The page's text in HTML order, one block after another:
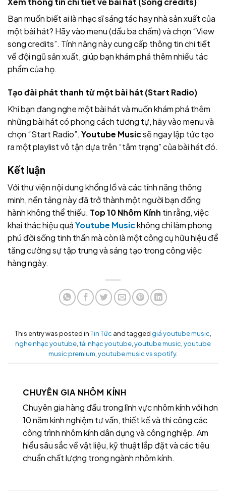
Bạn muốn biết ai là nhạc sĩ sáng tác hay nhà sản xuất của
một bài hát? Hãy vào menu (dấu ba chấm) và chọn “View
song credits”. Tính năng này cung cấp thông tin chi tiết
về đội ngũ sản xuất, giúp bạn khám phá thêm nhiều tác
phẩm của họ.
Tạo đài phát thanh từ một bài hát (Start Radio)
Khi bạn đang nghe một bài hát và muốn khám phá thêm
những bài hát có phong cách tương tự, hãy vào menu và
chọn “Start Radio”. Youtube Musicsẽ ngay lập tức tạo
ra một playlist vô tận dựa trên “tâm trạng” của bài hát đó.
Kết luận
Với thư viện nội dung khổng lồ và các tính năng thông
minh, nền tảng này đã trở thành một người bạn đồng
hành không thể thiếu. Top 10 Nhôm Kính tin rằng, việc
khai thác hiệu quảYoutube Musickhông chỉ làm phong
phú đời sống tinh thần mà còn là một công cụ hữu hiệu để
tăng cường sự tập trung và sáng tạo trong công việc
hàng ngày.
This entry was posted inTin Tức and tagged giá youtube music
nghe nhạc youtube tải nhạc youtube youtube music youtube
music premium youtube music vs spotify.
CHUYÊN GIA NHÔM KÍNH
Chuyên gia hàng đầu trong lĩnh vực nhôm kính với hơn
10 năm kinh nghiệm tư vấn, thiết kế và thi công các
công trình nhôm kính dân dụng và công nghiệp. Am
hiểu sâu sắc về vật liệu, kỹ thuật lắp đặt và các tiêu
chuẩn chất lượng trong ngành nhôm kính.